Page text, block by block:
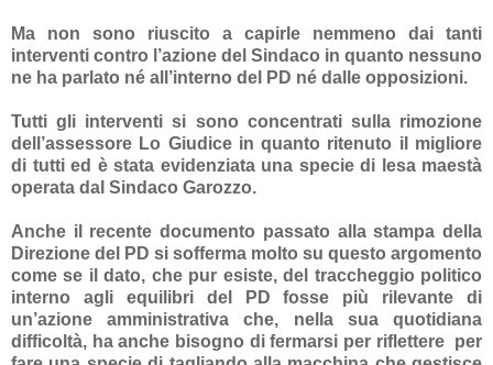
Ma non sono riuscito a capirle nemmeno dai tanti
interventi contro l’azione del Sindaco in quanto nessuno
ne ha parlato né all’interno del PD né dalle opposizioni.
Tutti gli interventi si sono concentrati sulla rimozione
dell’assessore Lo Giudice in quanto ritenuto il migliore
di tutti ed è stata evidenziata una specie di lesa maestà
operata dal Sindaco Garozzo.
Anche il recente documento passato alla stampa della
Direzione del PD si sofferma molto su questo argomento
come se il dato, che pur esiste, del traccheggio politico
interno agli equilibri del PD fosse più rilevante di
un’azione amministrativa che, nella sua quotidiana
difficoltà, ha anche bisogno di fermarsi per riflettere per